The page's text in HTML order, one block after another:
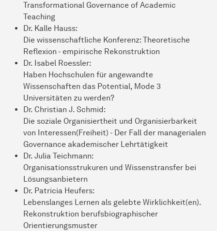
Transformational Governance of Academic
Teaching
Dr. Kalle Hauss:
Die wissenschaftliche Konferenz: Theoretische
Reflexion - empirische Rekonstruktion
Dr. Isabel Roessler:
Haben Hochschulen für angewandte
Wissenschaften das Potential, Mode 3
Universitäten zu werden?
Dr. Christian J. Schmid:
Die soziale Organisiertheit und Organisierbarkeit
von Interessen(Freiheit) - Der Fall der managerialen
Governance akademischer Lehrtätigkeit
Dr. Julia Teichmann:
Organi­sations­strukuren und Wissenstransfer bei
Lösungsanbietern
Dr. Patricia Heufers:
Lebenslanges Lernen als gelebte Wirklichkeit(en).
Rekonstruktion berufsbiographischer
Orientierungsmuster